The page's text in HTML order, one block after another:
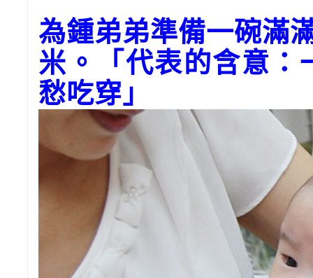
為鍾弟弟準備一碗滿
米。「代表的含意：
愁吃穿」